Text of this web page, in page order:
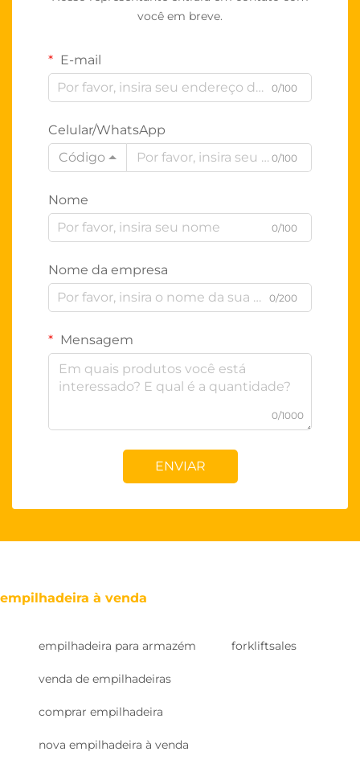
você em breve.
E-mail
0/100
Celular/WhatsApp
Código
0/100
Nome
0/100
Nome da empresa
0/200
Mensagem
0/1000
ENVIAR
empilhadeira à venda
empilhadeira para armazém forkliftsales
venda de empilhadeiras
comprar empilhadeira
nova empilhadeira à venda